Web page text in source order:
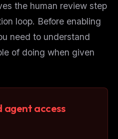
the human review step
loop. Before enabling
need to understand
of doing when given
access